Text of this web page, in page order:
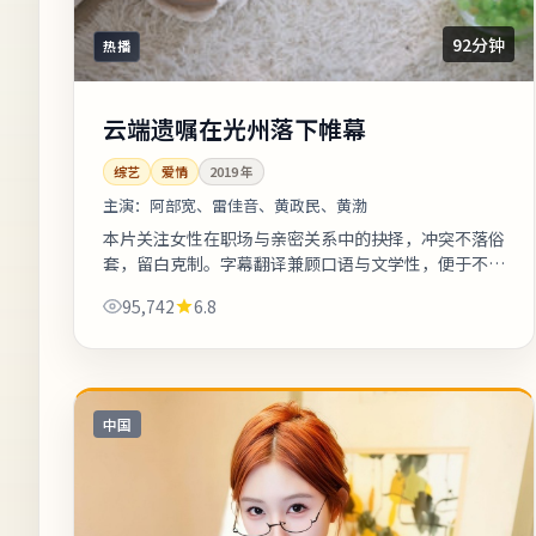
热播 92分钟
云端遗嘱在光州落下帷幕
综艺 爱情 2019年
主演： 阿部宽、雷佳音、黄政民、黄渤
本片关注女性在职场与亲密关系中的抉择，冲突不落俗
套，留白克制。字幕翻译兼顾口语与文学性，便于不同
众；若追求纯爽片场面需自行权衡。《...
95,742 6.8
中国